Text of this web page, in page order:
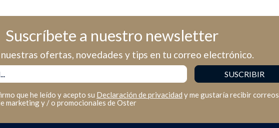
Suscríbete a nuestro newsletter
ofertas, novedades y tips en tu correo electrónico.
que he leído y acepto su Declaración de privacidad y me gustaría recibir correos
marketing y / o promocionales de Oster